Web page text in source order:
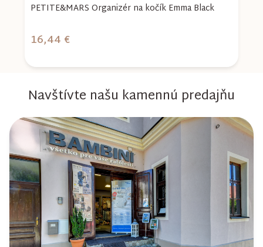
PETITE&MARS Organizér na kočík Emma Black
16,44 €
Navštívte našu kamennú predajňu